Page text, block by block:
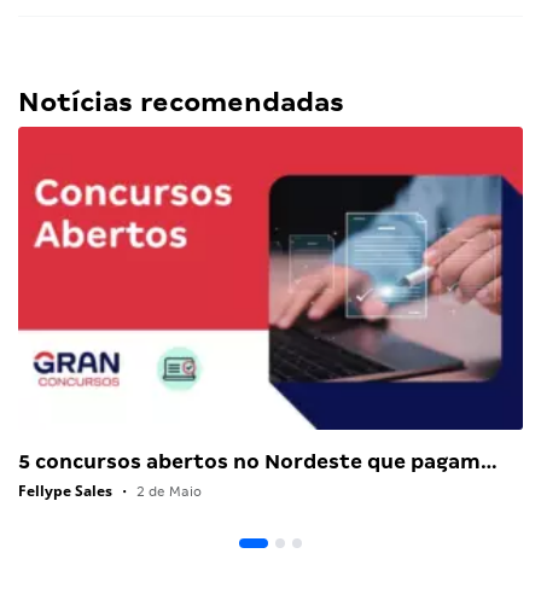
Notícias recomendadas
5 concursos abertos no Nordeste que pagam…
Fellype Sales • 2 de Maio